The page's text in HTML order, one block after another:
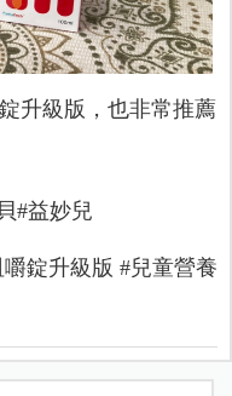
升級版，也非常推薦
️#益妙兒
錠升級版 #兒童營養